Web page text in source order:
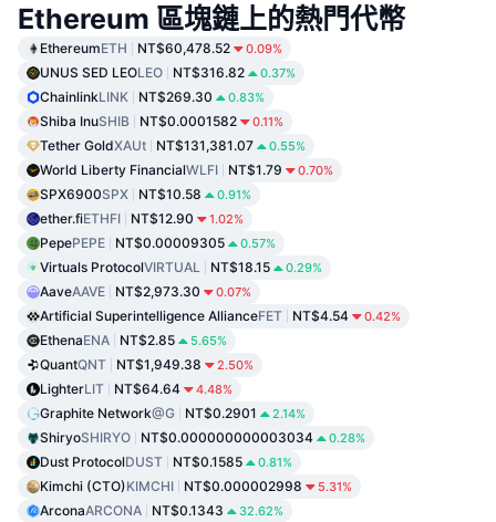
Ethereum 區塊鏈上的熱門代幣
EthereumETH NT$60,478.52 0.09%
UNUS SED LEOLEO NT$316.82 0.37%
ChainlinkLINK NT$269.30 0.83%
Shiba InuSHIB NT$0.0001582 0.11%
Tether GoldXAUt NT$131,381.07 0.55%
World Liberty FinancialWLFI NT$1.79 0.70%
SPX6900SPX NT$10.58 0.91%
ether.fiETHFI NT$12.90 1.02%
PepePEPE NT$0.00009305 0.57%
Virtuals ProtocolVIRTUAL NT$18.15 0.29%
AaveAAVE NT$2,973.30 0.07%
Artificial Superintelligence AllianceFET NT$4.54 0.42%
EthenaENA NT$2.85 5.65%
QuantQNT NT$1,949.38 2.50%
LighterLIT NT$64.64 4.48%
Graphite Network@G NT$0.2901 2.14%
ShiryoSHIRYO NT$0.000000000003034 0.28%
Dust ProtocolDUST NT$0.1585 0.81%
Kimchi (CTO)KIMCHI NT$0.000002998 5.31%
ArconaARCONA NT$0.1343 32.62%